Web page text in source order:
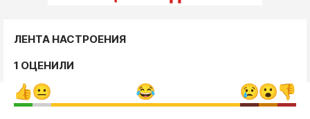
ЛЕНТА НАСТРОЕНИЯ
1 ОЦЕНИЛИ